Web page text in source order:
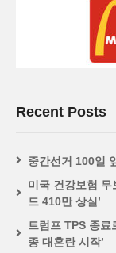
Recent Posts
중간선거 100일
미국 건강보험 무
드 410만 상실’
트럼프 TPS 종료
종 대혼란 시작’